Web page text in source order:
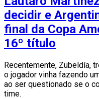
decidir e
final da Copa
16º título
Recentemente, Zubeldía,
o jogador vinha fazendo
ao ser questionado se o
time.